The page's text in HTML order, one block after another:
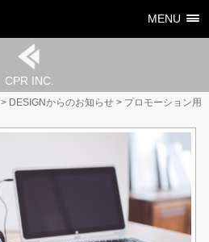
CPR INC.
MENU
> DESIGNからのお知らせ > プロモーション用